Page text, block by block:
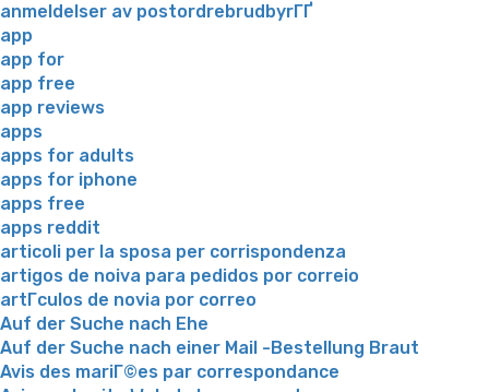
anmeldelser av postordrebrudbyrГҐ
app
app for
app free
app reviews
apps
apps for adults
apps for iphone
apps free
apps reddit
articoli per la sposa per corrispondenza
artigos de noiva para pedidos por correio
artГ­culos de novia por correo
Auf der Suche nach Ehe
Auf der Suche nach einer Mail -Bestellung Braut
Avis des mariГ©es par correspondance